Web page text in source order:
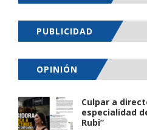
PUBLICIDAD
OPINIÓN
Culpar a
especialidad
Rubi”